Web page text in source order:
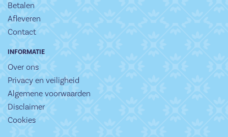
Betalen
Afleveren
Contact
INFORMATIE
Over ons
Privacy en veiligheid
Algemene voorwaarden
Disclaimer
Cookies